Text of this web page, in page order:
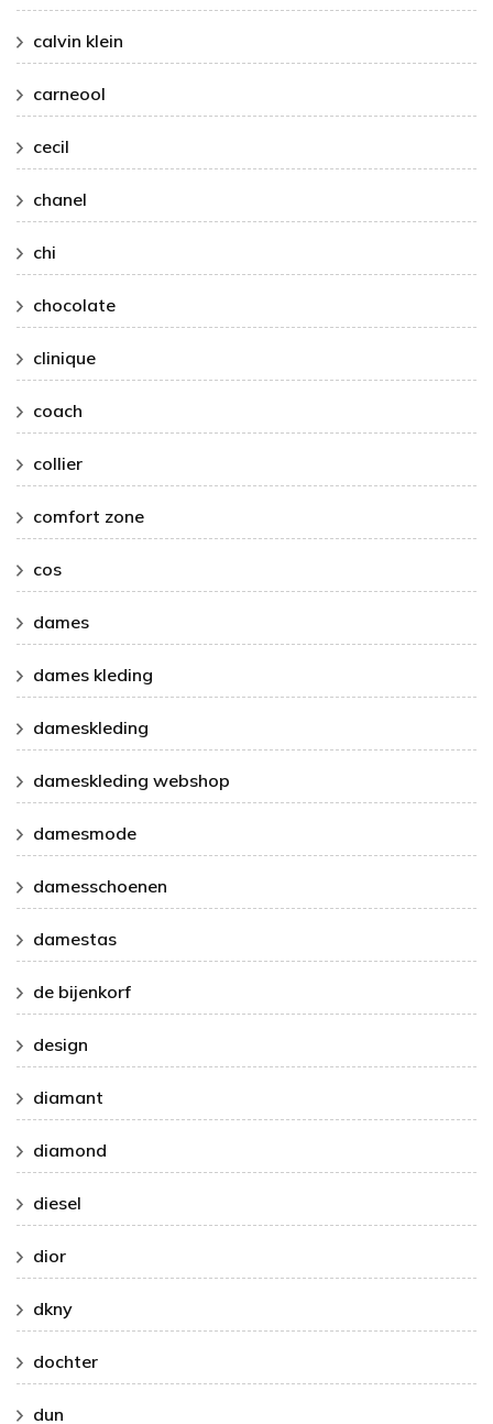
calvin klein
carneool
cecil
chanel
chi
chocolate
clinique
coach
collier
comfort zone
cos
dames
dames kleding
dameskleding
dameskleding webshop
damesmode
damesschoenen
damestas
de bijenkorf
design
diamant
diamond
diesel
dior
dkny
dochter
dun